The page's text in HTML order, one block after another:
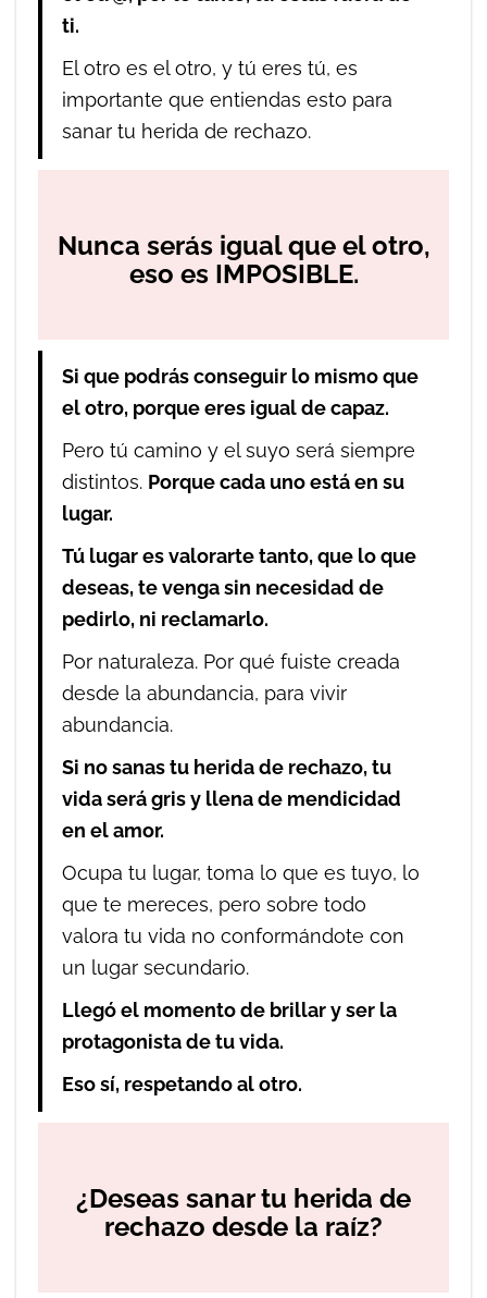
ti.
El otro es el otro, y tú eres tú, es
importante que entiendas esto para
sanar tu herida de rechazo.
Nunca serás igual que el otro,
eso es IMPOSIBLE.
Si que podrás conseguir lo mismo que
el otro, porque eres igual de capaz.
Pero tú camino y el suyo será siempre
distintos. Porque cada uno está en su
lugar.
Tú lugar es valorarte tanto, que lo que
deseas, te venga sin necesidad de
pedirlo, ni reclamarlo.
Por naturaleza. Por qué fuiste creada
desde la abundancia, para vivir
abundancia.
Si no sanas tu herida de rechazo, tu
vida será gris y llena de mendicidad
en el amor.
Ocupa tu lugar, toma lo que es tuyo, lo
que te mereces, pero sobre todo
valora tu vida no conformándote con
un lugar secundario.
Llegó el momento de brillar y ser la
protagonista de tu vida.
Eso sí, respetando al otro.
¿Deseas sanar tu herida de
rechazo desde la raíz?